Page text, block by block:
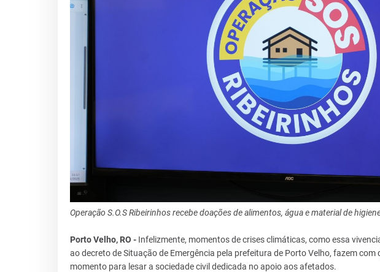
Operação S.O.S Ribeirinhos recebe doações de alimentos, água e material de
Porto Velho, RO - Infelizmente, momentos de crises climáticas, como essa
ao decreto de Situação de Emergência pela prefeitura de Porto Velho, fazem
momento para lesar a sociedade civil dedicada no apoio aos afetados.